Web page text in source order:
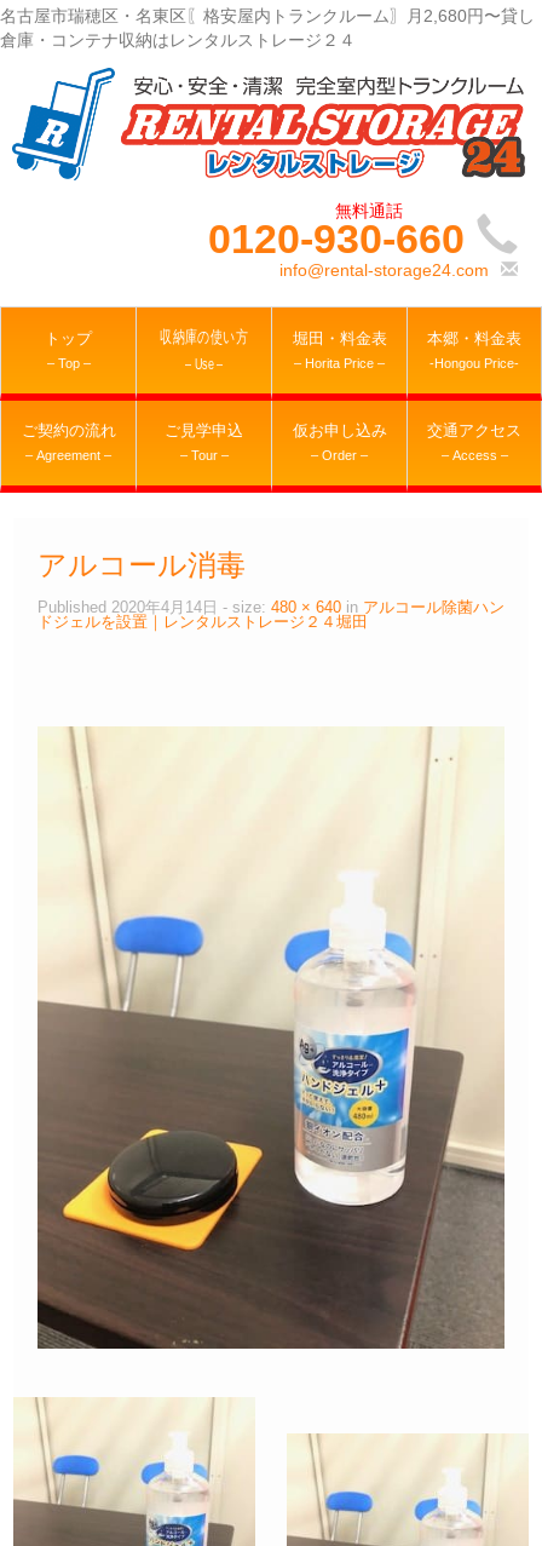
名古屋市瑞穂区・名東区〖格安屋内トランクルーム〗月2,680円〜貸し
倉庫・コンテナ収納はレンタルストレージ２４
0120-930-660
info@rental-storage24.com
トップ
– Top –
収納庫の使い方
– Use –
堀田・料金表
– Horita Price –
本郷・料金表
-Hongou Price-
ご契約の流れ
– Agreement –
ご見学申込
– Tour –
仮お申し込み
– Order –
交通アクセス
– Access –
アルコール消毒
Published 2020年4月14日 - size: 480 × 640 in アルコール除菌ハン
ドジェルを設置｜レンタルストレージ２４堀田